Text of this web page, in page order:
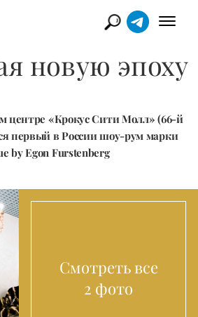
новую эпоху
центре «Крокус Сити Молл» (66-й
первый в России шоу-рум марки
by Egon Furstenberg
Смотреть все
2 фото